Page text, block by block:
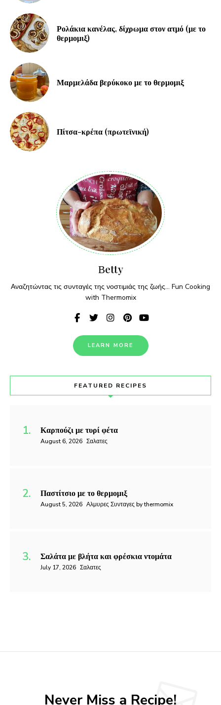
Ρολάκια κανέλας, δίχρωμα στον ατμό (με το
θερμομιξ)
Μαρμελάδα βερύκοκο με το θερμομιξ
Πίτσα-κρέπα (πρωτεϊνική)
Βetty
Αναζητώντας τις συνταγές της νοστιμιάς της ζωής... Fun Cooking
with Thermomix
LEARN MORE
FEATURED RECIPES
Καρπούζι με τυρί φέτα
August 6, 2026 Σαλατες
Παστίτσιο με το θερμομιξ
August 5, 2026 Αλμυρες Συνταγες by thermomix
Σαλάτα με βλήτα και φρέσκια ντομάτα
July 17, 2026 Σαλατες
Never Miss a Recipe!